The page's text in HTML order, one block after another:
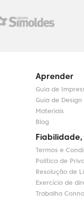
Aprender
Guia de
Guia de Design
Materiais
Blog
Termos e
Política de
Resolução de
Exercício de
Trabalha